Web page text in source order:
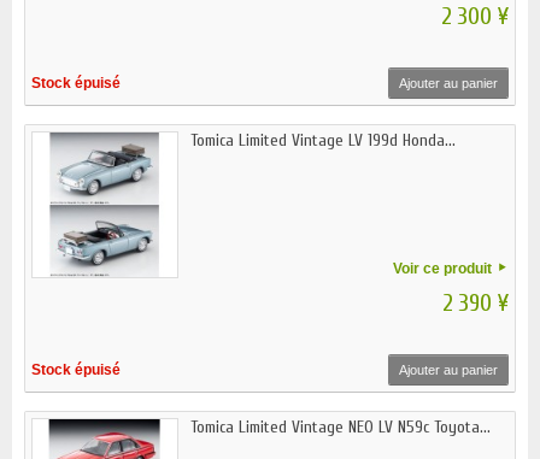
2 300 ¥
Stock épuisé Ajouter au panier
Tomica Limited Vintage LV 199d Honda...
Voir ce produit
2 390 ¥
Stock épuisé Ajouter au panier
Tomica Limited Vintage NEO LV N59c Toyota...